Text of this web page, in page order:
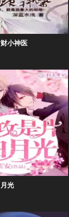
小神医
光